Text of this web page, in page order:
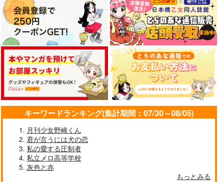
キーワードランキング(集計期間：07/30～08/05)
月刊少女野崎くん
君が言うには犬の恋
私の愛する圧制者
私立メロ高等学校
灰色と赤
もっとみる